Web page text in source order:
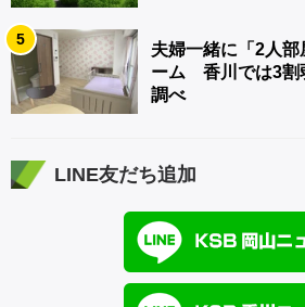
5
夫婦一緒に「2人
ーム 香川では3割
調べ
LINE友だち追加